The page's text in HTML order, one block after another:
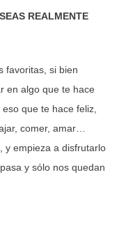
REALMENTE
favoritas, si bien
en algo que te hace
que te hace feliz,
comer, amar…
y empieza a disfrutarlo
y sólo nos quedan